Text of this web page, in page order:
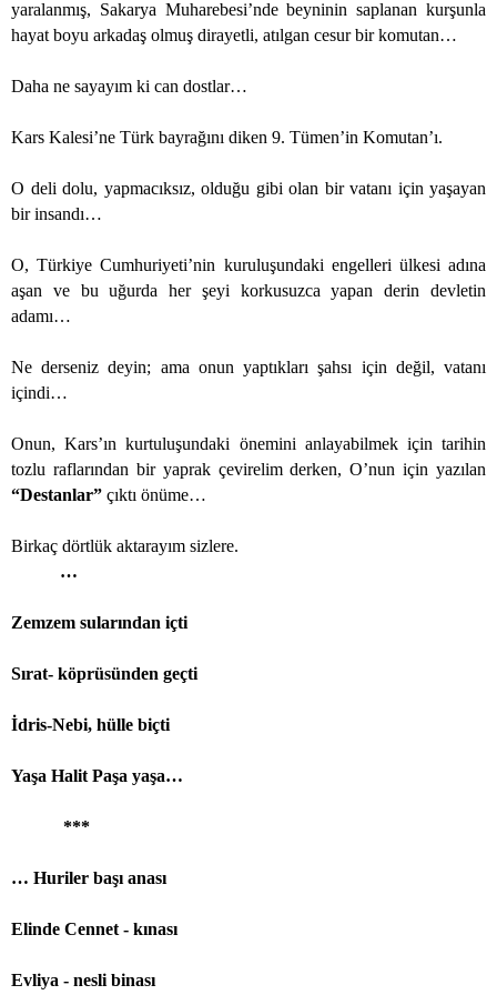
yaralanmış, Sakarya Muharebesi’nde beyninin saplanan kurşunla
hayat boyu arkadaş olmuş dirayetli, atılgan cesur bir komutan…
Daha ne sayayım ki can dostlar…
Kars Kalesi’ne Türk bayrağını diken 9. Tümen’in Komutan’ı.
O deli dolu, yapmacıksız, olduğu gibi olan bir vatanı için yaşayan
bir insandı…
O, Türkiye Cumhuriyeti’nin kuruluşundaki engelleri ülkesi adına
aşan ve bu uğurda her şeyi korkusuzca yapan derin devletin
adamı…
Ne derseniz deyin; ama onun yaptıkları şahsı için değil, vatanı
içindi…
Onun, Kars’ın kurtuluşundaki önemini anlayabilmek için tarihin
tozlu raflarından bir yaprak çevirelim derken, O’nun için yazılan
“Destanlar” çıktı önüme…
Birkaç dörtlük aktarayım sizlere.
…
Zemzem sularından içti
Sırat- köprüsünden geçti
İdris-Nebi, hülle biçti
Yaşa Halit Paşa yaşa…
***
… Huriler başı anası
Elinde Cennet - kınası
Evliya - nesli binası